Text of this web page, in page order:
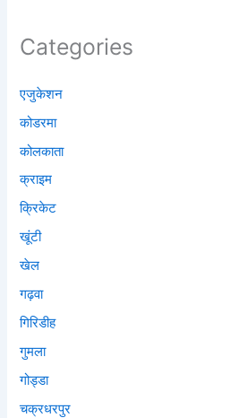
Categories
एजुकेशन
कोडरमा
कोलकाता
क्राइम
क्रिकेट
खूंटी
खेल
गढ़वा
गिरिडीह
गुमला
गोड्डा
चक्रधरपुर